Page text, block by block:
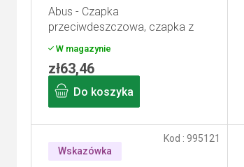
Abus - Czapka
przeciwdeszczowa, czapka z
daszkiem czarna
W magazynie
zł63,46
Do koszyka
Wskazówka
Kod : 995121